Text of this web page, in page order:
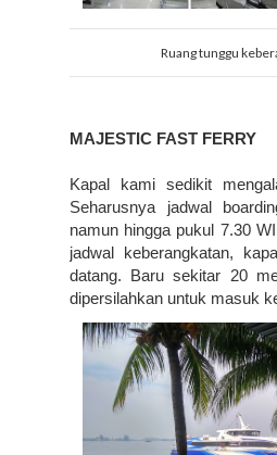
Ruang tunggu
MAJESTIC FAST FERRY
Kapal kami sedikit
Seharusnya jadwal
namun hingga pukul 7.30
jadwal keberangkatan,
datang. Baru sekitar 20
dipersilahkan untuk masuk